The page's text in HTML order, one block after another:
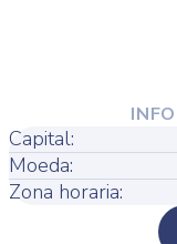
Capital:
Moeda:
Zona horaria: